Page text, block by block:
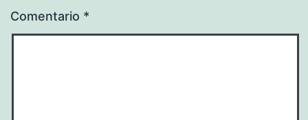
Comentario *